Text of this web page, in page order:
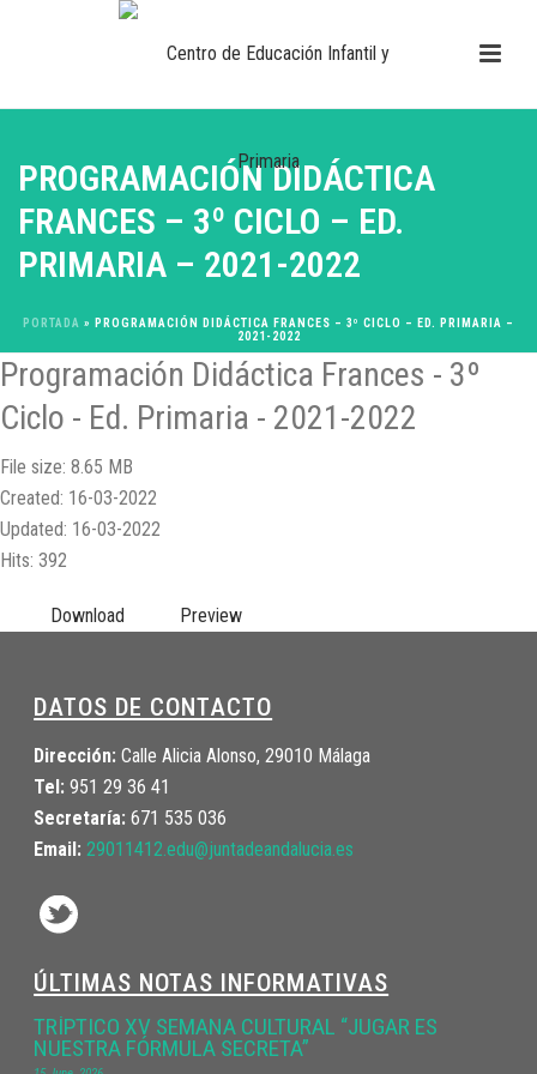
PROGRAMACIÓN DIDÁCTICA
FRANCES – 3º CICLO – ED.
PRIMARIA – 2021-2022
PORTADA »
PROGRAMACIÓN DIDÁCTICA FRANCES – 3º CICLO – ED. PRIMARIA –
2021-2022
Programación Didáctica Frances - 3º
Ciclo - Ed. Primaria - 2021-2022
File size: 8.65 MB
Created: 16-03-2022
Updated: 16-03-2022
Hits: 392
Download Preview
DATOS DE CONTACTO
Dirección: Calle Alicia Alonso, 29010 Málaga
Tel: 951 29 36 41
Secretaría: 671 535 036
Email: 29011412.edu@juntadeandalucia.es
ÚLTIMAS NOTAS INFORMATIVAS
TRÍPTICO XV SEMANA CULTURAL “JUGAR ES
NUESTRA FÓRMULA SECRETA”